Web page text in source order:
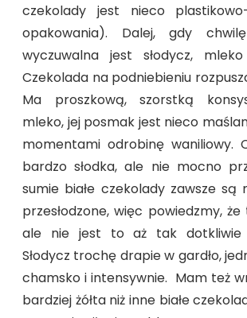
czekolady jest nieco
opakowania). Dalej, gdy
wyczuwalna jest słodycz,
Czekolada na podniebieniu
Ma proszkową, szorstką
mleko, jej posmak jest nieco
momentami odrobinę waniliowy.
bardzo słodka, ale nie mocno
sumie białe czekolady zawsze są
przesłodzone, więc powiedzmy,
ale nie jest to aż tak dotkliwie
Słodycz trochę drapie w gardło,
chamsko i intensywnie. Mam też
bardziej żółta niż inne białe